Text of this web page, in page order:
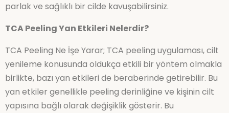
parlak ve sağlıklı bir cilde kavuşabilirsiniz.
TCA Peeling Yan Etkileri Nelerdir?
TCA Peeling Ne İşe Yarar; TCA peeling uygulaması, cilt
yenileme konusunda oldukça etkili bir yöntem olmakla
birlikte, bazı yan etkileri de beraberinde getirebilir. Bu
yan etkiler genellikle peeling derinliğine ve kişinin cilt
yapısına bağlı olarak değişiklik gösterir. Bu